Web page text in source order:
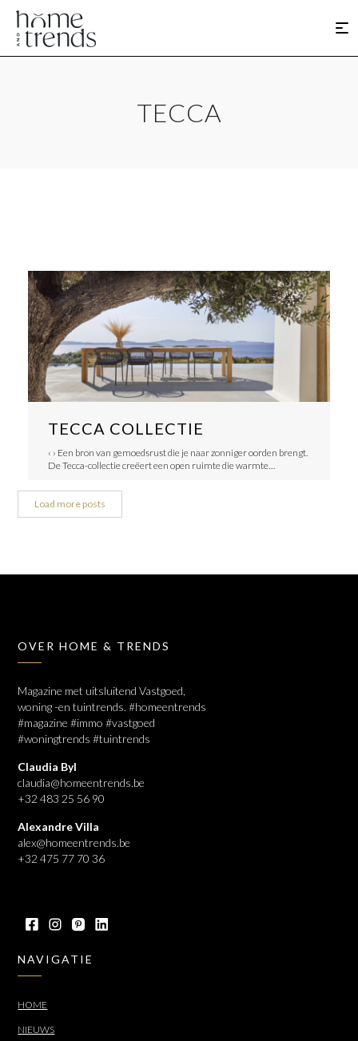
TECCA
TECCA COLLECTIE
‹ › Een bron van gemoedsrust die je naar zonniger oorden brengt.
De Tecca-collectie creëert een open ruimte die warmte…
Load more posts
OVER HOME & TRENDS
Magazine met uitsluitend Vastgoed,
woning -en tuintrends. #homeentrends
#magazine #immo #vastgoed
#woningtrends #tuintrends
Claudia Byl
claudia@homeentrends.be
+32 483 25 56 90
Alexandre Villa
alex@homeentrends.be
+32 475 77 70 36
NAVIGATIE
HOME
NIEUWS